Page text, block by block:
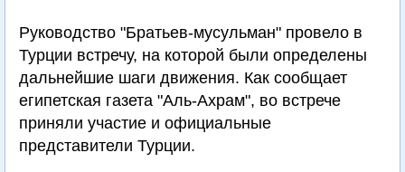
Руководство "Братьев-мусульман" провело в
Турции встречу, на которой были определены
дальнейшие шаги движения. Как сообщает
египетская газета "Аль-Ахрам", во встрече
приняли участие и официальные
представители Турции.